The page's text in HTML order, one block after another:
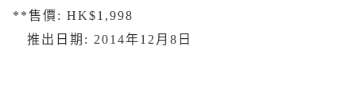
**售價: HK$1,998
推出日期: 2014年12月8日